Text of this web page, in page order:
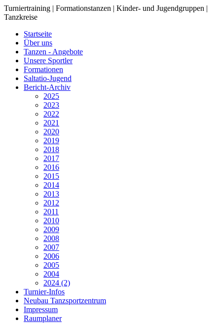
Turniertraining | Formationstanzen | Kinder- und Jugendgruppen |
Tanzkreise
Startseite
Über uns
Tanzen - Angebote
Unsere Sportler
Formationen
Saltatio-Jugend
Bericht-Archiv
2025
2023
2022
2021
2020
2019
2018
2017
2016
2015
2014
2013
2012
2011
2010
2009
2008
2007
2006
2005
2004
2024 (2)
Turnier-Infos
Neubau Tanzsportzentrum
Impressum
Raumplaner